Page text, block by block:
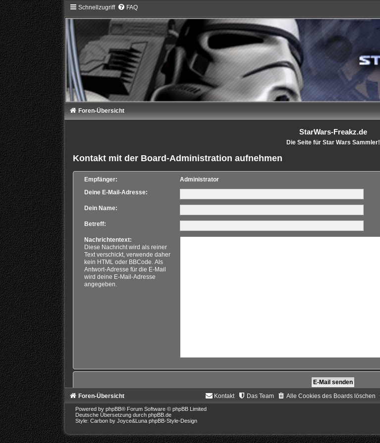
Schnellzugriff FAQ
Foren-Übersicht
StarWars-Freakz.de
Die Seite für Star Wars Sammler!
Kontakt mit der Board-Administration aufnehmen
Empfänger:
Administrator
Deine E-Mail-Adresse:
Dein Name:
Betreff:
Nachrichtentext:
Diese Nachricht wird als reiner
Text verschickt, verwende daher
kein HTML oder BBCode. Als
Antwort-Adresse für die E-Mail
wird deine E-Mail-Adresse
angegeben.
Foren-Übersicht Alle Cookies des Boards löschen
Das Team
Kontakt
Powered by phpBB® Forum Software © phpBB Limited
Deutsche Übersetzung durch phpBB.de
Style: Carbon by Joyce&Luna phpBB-Style-Design